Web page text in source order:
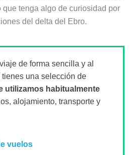
que tenga algo de curiosidad por
del delta del Ebro.
de forma sencilla y al
una selección de
utilizamos habitualmente
alojamiento, transporte y
vuelos